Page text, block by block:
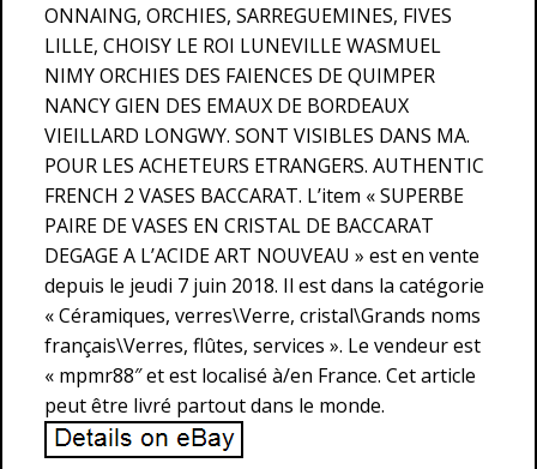
ONNAING, ORCHIES, SARREGUEMINES, FIVES
LILLE, CHOISY LE ROI LUNEVILLE WASMUEL
NIMY ORCHIES DES FAIENCES DE QUIMPER
NANCY GIEN DES EMAUX DE BORDEAUX
VIEILLARD LONGWY. SONT VISIBLES DANS MA.
POUR LES ACHETEURS ETRANGERS. AUTHENTIC
FRENCH 2 VASES BACCARAT. L’item « SUPERBE
PAIRE DE VASES EN CRISTAL DE BACCARAT
DEGAGE A L’ACIDE ART NOUVEAU » est en vente
depuis le jeudi 7 juin 2018. Il est dans la catégorie
« Céramiques, verres\Verre, cristal\Grands noms
français\Verres, flûtes, services ». Le vendeur est
« mpmr88″ et est localisé à/en France. Cet article
peut être livré partout dans le monde.